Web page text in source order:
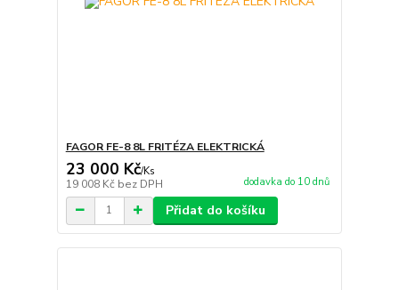
FAGOR FE-8 8L FRITÉZA ELEKTRICKÁ
23 000 Kč/Ks
19 008 Kč bez DPH dodavka do 10 dnů
Přidat do košíku